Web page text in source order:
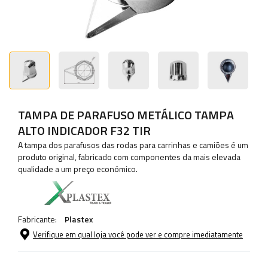
TAMPA DE PARAFUSO METÁLICO TAMPA
ALTO INDICADOR F32 TIR
A tampa dos parafusos das rodas para carrinhas e camiões é um
produto original, fabricado com componentes da mais elevada
qualidade a um preço económico.
Fabricante: Plastex
Verifique em qual loja você pode ver e compre imediatamente